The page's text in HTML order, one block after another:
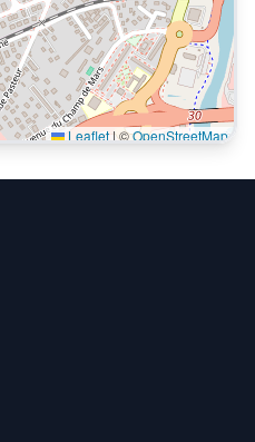
Leaflet |©OpenStreetMap